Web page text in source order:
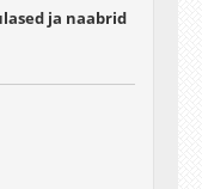
ja naabrid